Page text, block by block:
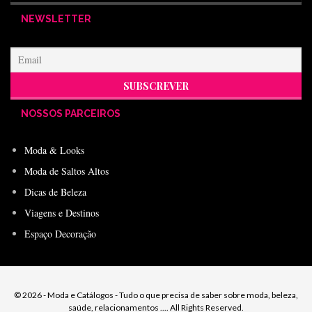
NEWSLETTER
NOSSOS PARCEIROS
Moda & Looks
Moda de Saltos Altos
Dicas de Beleza
Viagens e Destinos
Espaço Decoração
© 2026 - Moda e Catálogos - Tudo o que precisa de saber sobre moda, beleza,
saúde, relacionamentos .... All Rights Reserved.